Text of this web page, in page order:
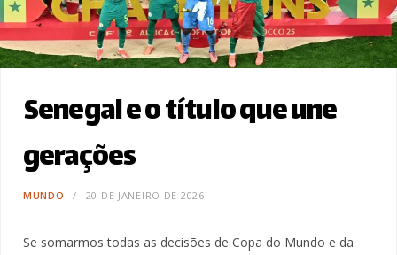
Senegal e o título que une
gerações
MUNDO 20 DE JANEIRO DE 2026
Se somarmos todas as decisões de Copa do Mundo e da